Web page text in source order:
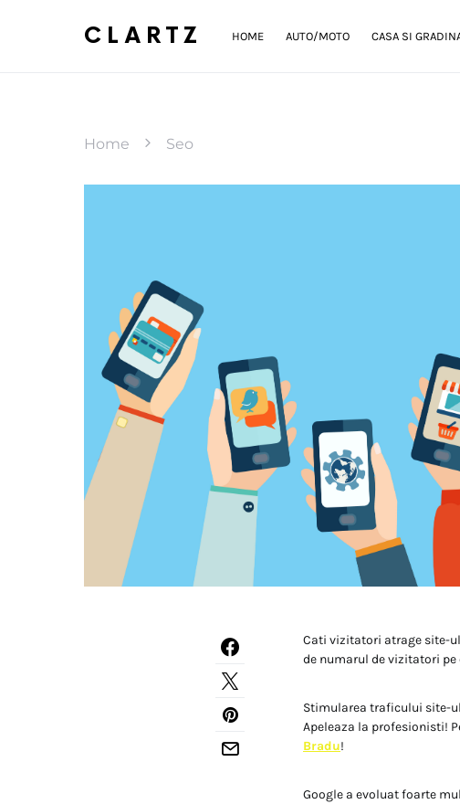
CLARTZ HOME AUTO/MOTO CASA SI
Home Seo
Cati vizitatori atrage site-
de numarul de vizitatori
Stimularea traficului site-
Apeleaza la profesionisti!
Bradu!
Google a evoluat foarte